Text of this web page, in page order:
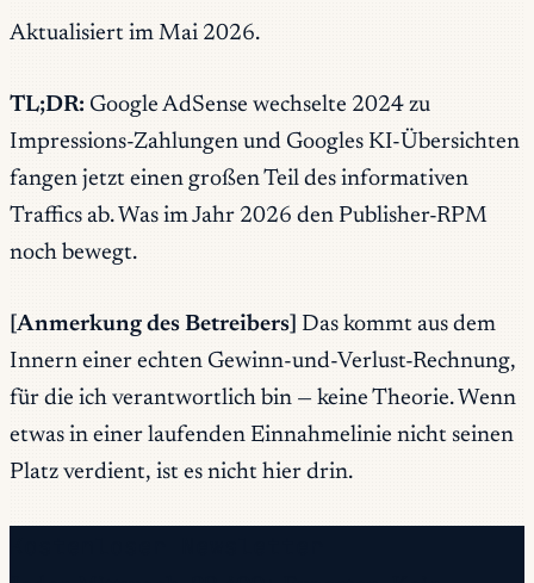
Aktualisiert im Mai 2026.
TL;DR: Google AdSense wechselte 2024 zu
Impressions-Zahlungen und Googles KI-Übersichten
fangen jetzt einen großen Teil des informativen
Traffics ab. Was im Jahr 2026 den Publisher-RPM
noch bewegt.
[Anmerkung des Betreibers] Das kommt aus dem
Innern einer echten Gewinn-und-Verlust-Rechnung,
für die ich verantwortlich bin — keine Theorie. Wenn
etwas in einer laufenden Einnahmelinie nicht seinen
Platz verdient, ist es nicht hier drin.